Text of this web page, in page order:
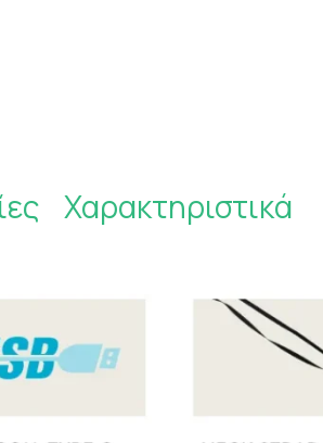
Χαρακτηριστικά